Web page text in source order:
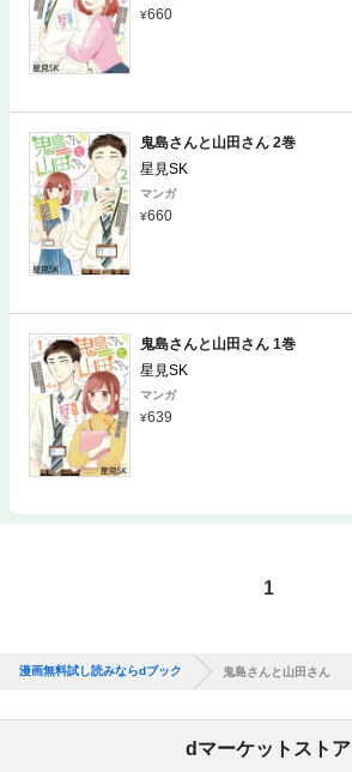
660
鬼島さんと山田さん 2巻
星見SK
マンガ
660
鬼島さんと山田さん 1巻
星見SK
マンガ
639
1
漫画無料試し読みならdブック 鬼島さんと山田さん
dマーケットストア